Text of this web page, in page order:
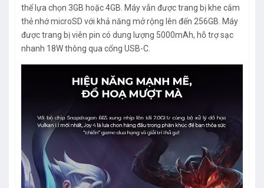
thể lựa chọn 3GB hoặc 4GB. Máy vẫn được trang bị khe cắm
thẻ nhớ microSD với khả năng mở rộng lên đến 256GB. Máy
được trang bị viên pin có dung lượng 5000mAh, hỗ trợ sạc
nhanh 18W thông qua cổng USB-C.